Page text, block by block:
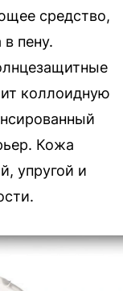
средство,
пену.
коллоидную
Кожа
упругой и